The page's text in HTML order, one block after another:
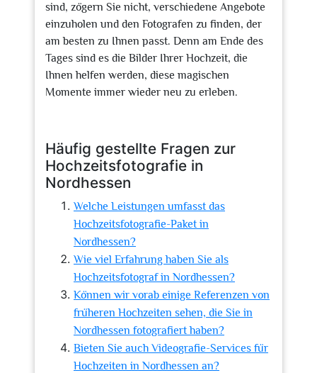
sind, zögern Sie nicht, verschiedene Angebote
einzuholen und den Fotografen zu finden, der
am besten zu Ihnen passt. Denn am Ende des
Tages sind es die Bilder Ihrer Hochzeit, die
Ihnen helfen werden, diese magischen
Momente immer wieder neu zu erleben.
Häufig gestellte Fragen zur
Hochzeitsfotografie in
Nordhessen
Welche Leistungen umfasst das
Hochzeitsfotografie-Paket in
Nordhessen?
Wie viel Erfahrung haben Sie als
Hochzeitsfotograf in Nordhessen?
Können wir vorab einige Referenzen von
früheren Hochzeiten sehen, die Sie in
Nordhessen fotografiert haben?
Bieten Sie auch Videografie-Services für
Hochzeiten in Nordhessen an?